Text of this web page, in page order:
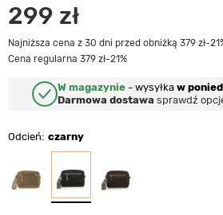
299 zł
Najniższa cena z 30 dni przed obniżką 379 zł-
Cena regularna 379 zł-21%
W magazynie - wysyłka w
Darmowa dostawa sprawdź
Odcień czarny